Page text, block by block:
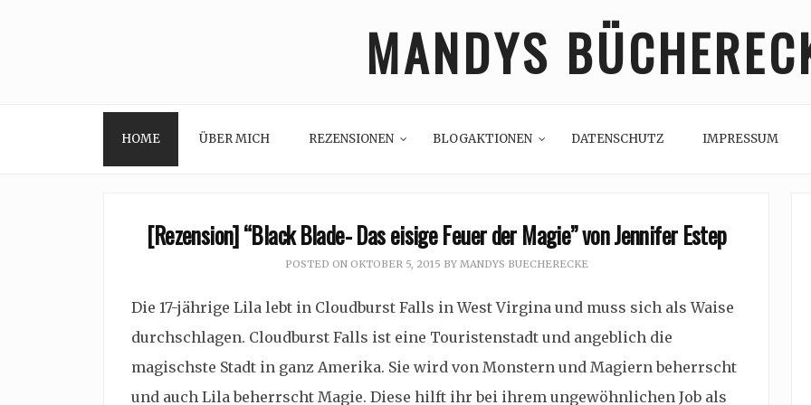
MANDYS
HOME ÜBER MICH REZENSIONEN BLOGAKTIONEN DATENSCHUTZ IMPRESSUM
[Rezension] “Black Blade- Das eisige Feuer der Magie” von Jennifer Estep
POSTED ON OKTOBER 5, 2015 BY MANDYS BUECHERECKE
Die 17-jährige Lila lebt in Cloudburst Falls in West Virgina und muss sich als Waise
durchschlagen. Cloudburst Falls ist eine Touristenstadt und angeblich die
magischste Stadt in ganz Amerika. Sie wird von Monstern und Magiern beherrscht
und auch Lila beherrscht Magie. Diese hilft ihr bei ihrem ungewöhnlichen Job als